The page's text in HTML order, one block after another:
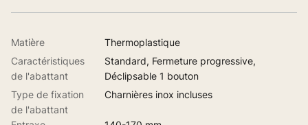
Matière
Thermoplastique
Caractéristiques
de l'abattant
Standard, Fermeture progressive,
Déclipsable 1 bouton
Type de fixation
de l'abattant
Charnières inox incluses